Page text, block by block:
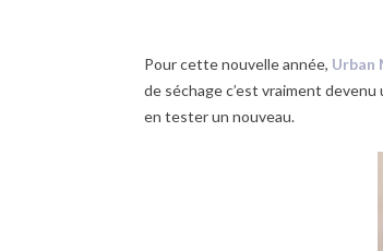
Pour cette nouvelle année, Urban
de séchage c’est vraiment
en tester un nouveau.